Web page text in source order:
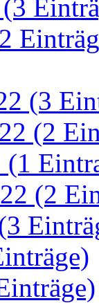
(3
(2
(1
(2